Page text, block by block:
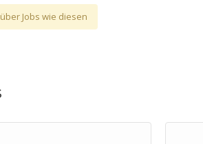
Jobs wie diesen